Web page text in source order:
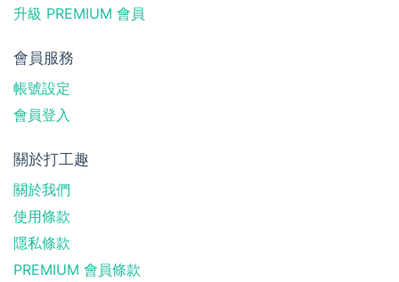
升級 PREMIUM 會員
會員服務
帳號設定
會員登入
關於打工趣
關於我們
使用條款
隱私條款
PREMIUM 會員條款